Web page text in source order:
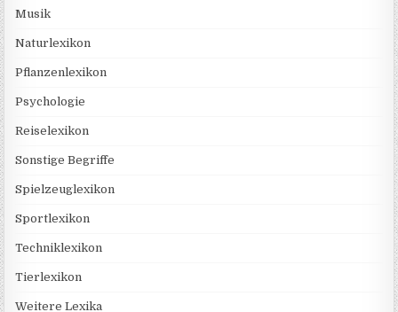
Musik
Naturlexikon
Pflanzenlexikon
Psychologie
Reiselexikon
Sonstige Begriffe
Spielzeuglexikon
Sportlexikon
Techniklexikon
Tierlexikon
Weitere Lexika